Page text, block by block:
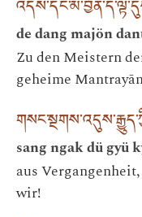
de dang majön
Zu den Meistern
geheime
sang ngak dü gyü
aus
wir!